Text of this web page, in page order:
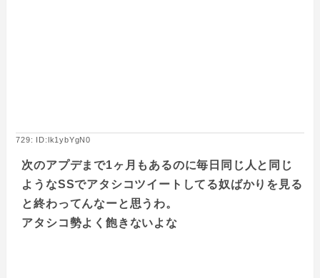
729: ID:lk1ybYgN0
次のアプデまで1ヶ月もあるのに毎日同じ人と同じ
ようなSSでアタシコツイートしてる奴ばかりを見る
と終わってんなーと思うわ。
アタシコ勢よく飽きないよな